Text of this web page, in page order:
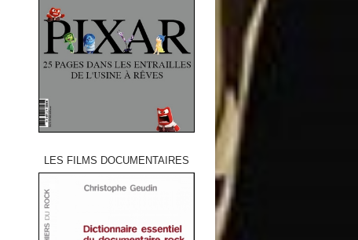
LES FILMS DOCUMENTAIRES